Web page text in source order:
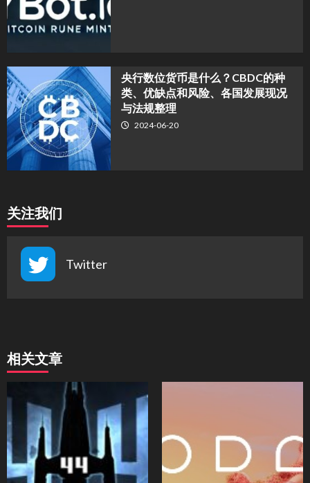
央行数位货币是什么？CBDC的种
类、优缺点和风险、各国发展现况
与法规整理
2024-06-20
关注我们
Twitter
相关文章